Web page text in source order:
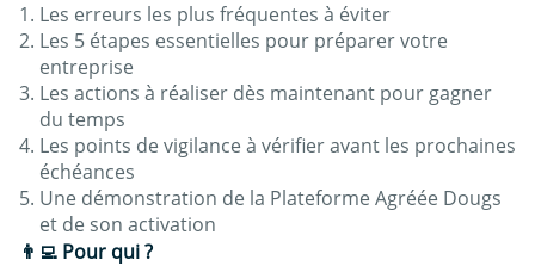
Les erreurs les plus fréquentes à éviter
Les 5 étapes essentielles pour préparer votre
entreprise
Les actions à réaliser dès maintenant pour gagner
du temps
Les points de vigilance à vérifier avant les prochaines
échéances
Une démonstration de la Plateforme Agréée Dougs
et de son activation
👨‍💻 Pour qui ?